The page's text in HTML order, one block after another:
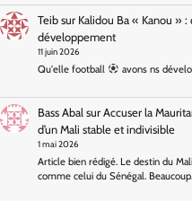
Teibsur Kalidou Ba « Kanou »
développement
11 juin 2026
Qu'elle football avons ns
Bass Abal sur Accuser la
d’un Mali stable et indivisible
1 mai 2026
Article bien rédigé. Le destin du
comme celui du Sénégal.